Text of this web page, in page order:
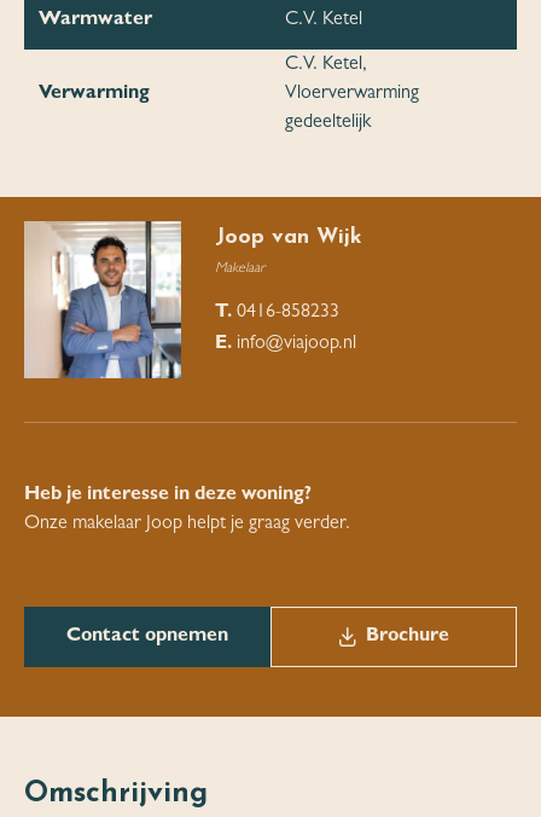
Warmwater C.V. Ketel
Verwarming
C.V. Ketel,
Vloerverwarming
gedeeltelijk
Joop van Wijk
Makelaar
T. 0416-858233
E. info@viajoop.nl
Heb je interesse in deze woning?
Onze makelaar Joop helpt je graag verder.
Contact opnemen Brochure
Omschrijving